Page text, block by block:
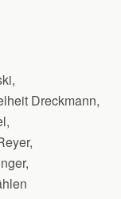
Dreckmann,